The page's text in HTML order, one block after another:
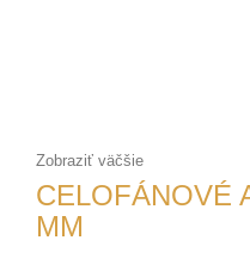
Zobraziť väčšie
CELOFÁNOVÉ
MM